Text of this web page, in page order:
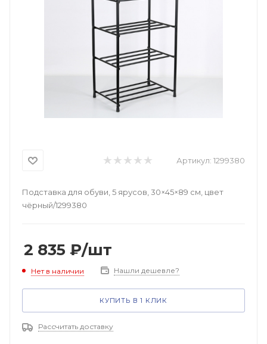
Артикул: 1299380
Подставка для обуви, 5 ярусов, 30×45×89 см, цвет
чёрный/1299380
2 835 ₽/шт
Нет в наличии Нашли дешевле?
КУПИТЬ В 1 КЛИК
Рассчитать доставку